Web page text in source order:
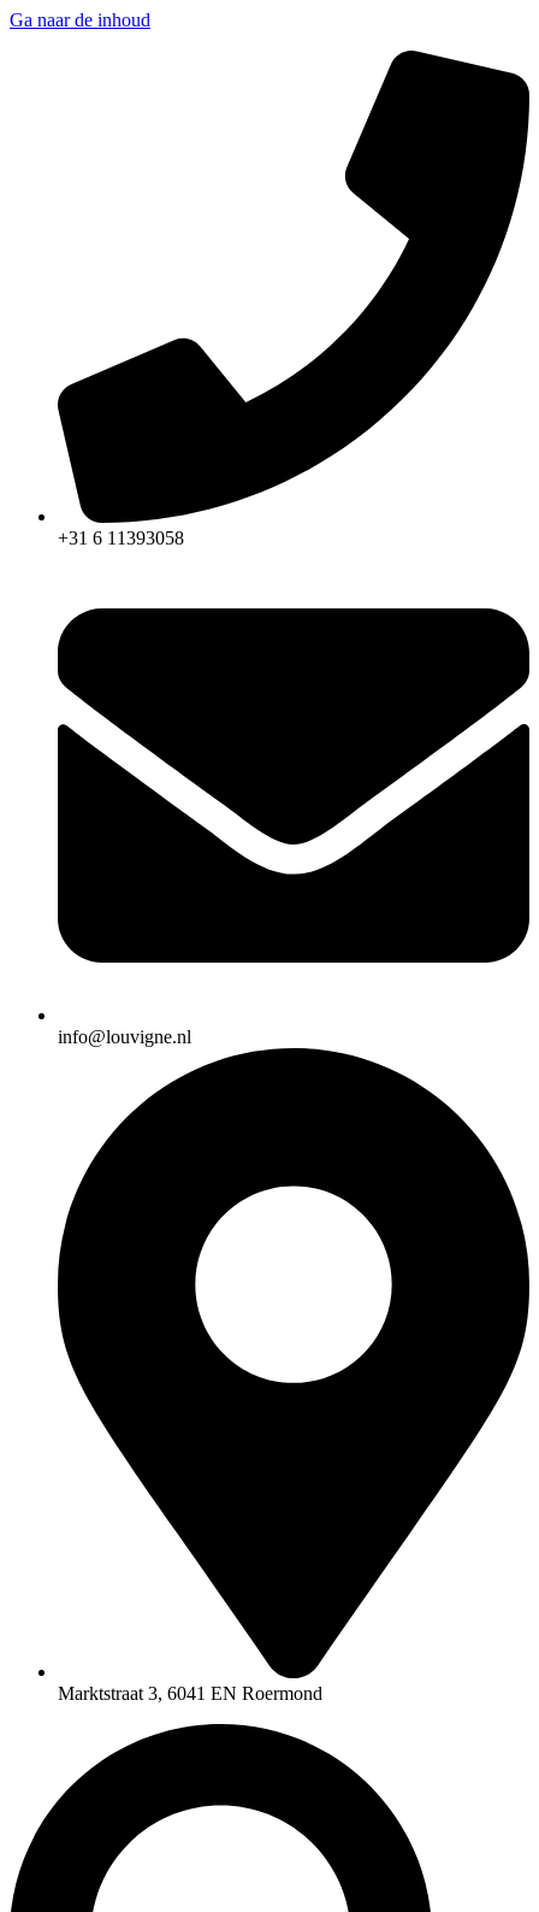
Ga naar de inhoud
+31 6 11393058
info@louvigne.nl
Marktstraat 3, 6041 EN Roermond